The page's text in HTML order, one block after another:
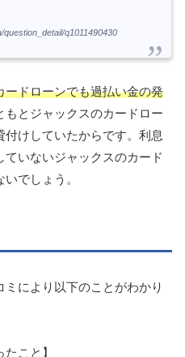
q1011490430
ドローンでも過払い金の発
もとジャックスのカードロー
けしていたからです。利息
いないジャックスのカード
でしょう。
ミにより以下のことがわかり
こと】